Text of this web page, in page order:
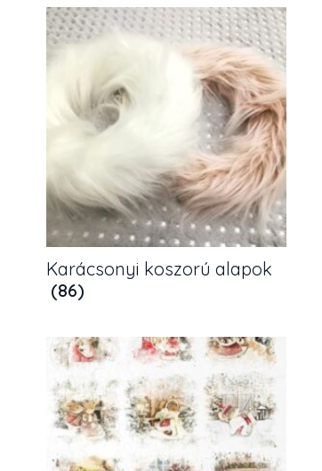
Karácsonyi koszorú alapok
(86)